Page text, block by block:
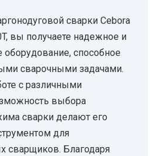
сварки Cebora
вы получаете надежное и
оборудование, способное
сварочными задачами.
с различными
выбора
сварки делают его
для
сварщиков. Благодаря